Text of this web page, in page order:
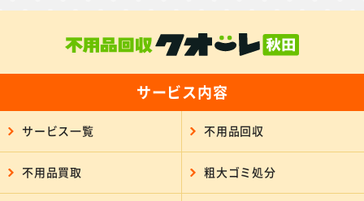
サービス内容
サービス一覧 不用品回収
不用品買取 粗大ゴミ処分